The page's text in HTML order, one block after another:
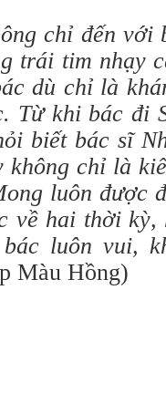
chỉ đến với
trái tim nhạy
dù chỉ là
Từ khi bác đi
biết bác sĩ
chỉ là
luôn được
về hai thời
luôn vui,
Màu Hồng)